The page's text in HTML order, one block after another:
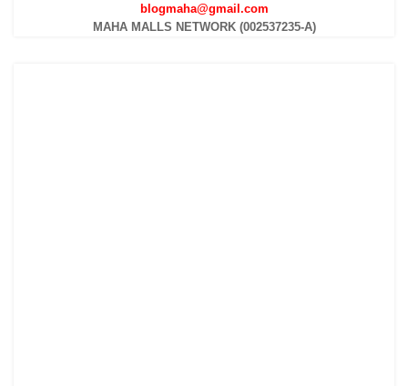
blogmaha@gmail.com
MAHA MALLS NETWORK (002537235-A)